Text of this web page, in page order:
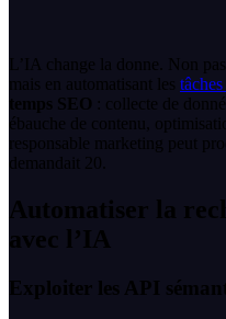
L’IA change la donne. Non
mais en automatisant les
temps SEO : collecte de
ébauche de contenu,
responsable marketing peut
demandait 20.
Automatiser la
avec l’IA
Exploiter les API